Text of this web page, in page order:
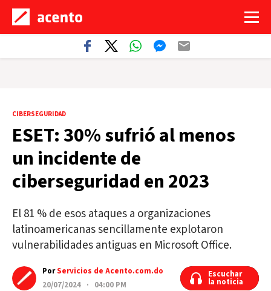
CIBERSEGURIDAD
ESET: 30% sufrió al menos
un incidente de
ciberseguridad en 2023
El 81 % de esos ataques a organizaciones
latinoamericanas sencillamente explotaron
vulnerabilidades antiguas en Microsoft Office.
PorServicios de Acento.com.do
20/07/2024 · 04:00 PM
Escuchar
la noticia
Escuchar
la noticia